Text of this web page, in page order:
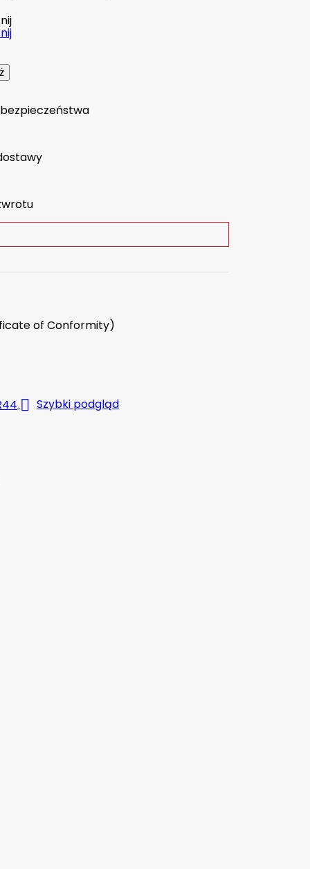
of Conformity)
 Szybki podgląd